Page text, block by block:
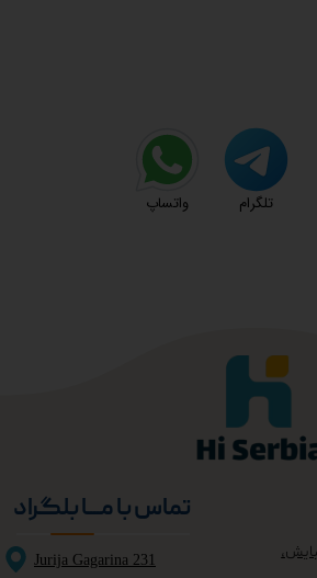
تلگرام واتساپ
تماس با مــــا بلگراد
Jurija Gagarina 231